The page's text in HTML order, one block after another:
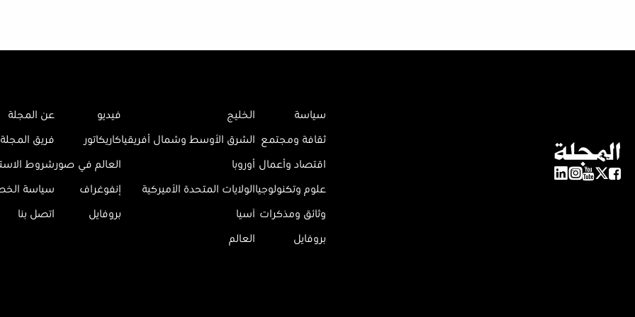
سياسة
ثقافة ومجتمع
اقتصاد وأعمال
علوم وتكنولوجيا
وثائق ومذكرات
بروفايل
الخليج
الشرق الأوسط وشمال أفريقيا
أوروبا
الولايات المتحدة الأميركية
آسيا
العالم
فيديو
كاريكاتور
العالم في صور
إنفوغراف
بروفايل
عن المجلة
فريق المجلة
شروط
سياسة
اتصل بنا